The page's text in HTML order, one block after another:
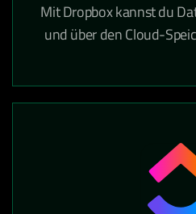
Mit Dropbox kannst du
und über den Cloud-
und die